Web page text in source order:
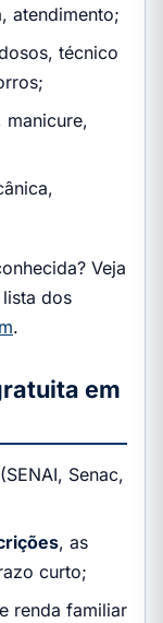
atendimento;
técnico
manicure,
Veja
dos
.
em
(SENAI, Senac,
, as
curto;
renda familiar